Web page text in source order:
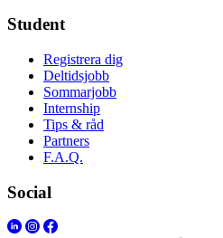
Student
Registrera dig
Deltidsjobb
Sommarjobb
Internship
Tips & råd
Partners
F.A.Q.
Social